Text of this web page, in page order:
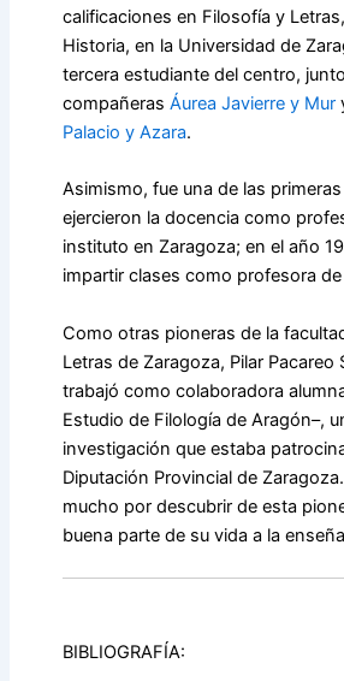
calificaciones en Filosofía y
Historia, en la Universidad de
tercera estudiante del centro,
compañeras Áurea Javierre y Mur
Palacio y Azara.
Asimismo, fue una de las
ejercieron la docencia como
instituto en Zaragoza; en el año
impartir clases como profesora
Como otras pioneras de la
Letras de Zaragoza, Pilar Pacareo
trabajó como colaboradora
Estudio de Filología de Aragón–,
investigación que estaba
Diputación Provincial de
mucho por descubrir de esta
buena parte de su vida a la
BIBLIOGRAFÍA: